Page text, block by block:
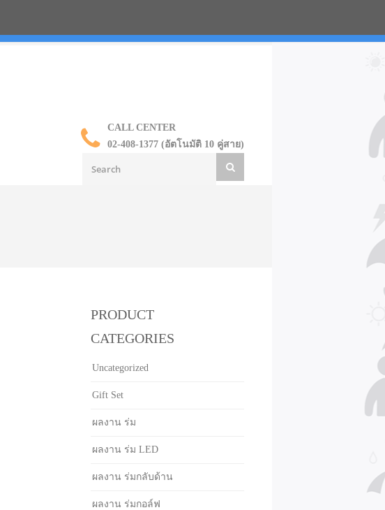
CALL CENTER
02-408-1377 (อัตโนมัติ 10 คู่สาย)
PRODUCT
CATEGORIES
Uncategorized
Gift Set
ผลงาน ร่ม
ผลงาน ร่ม LED
ผลงาน ร่มกลับด้าน
ผลงาน ร่มกอล์ฟ
ร่มกลับด้าน ราคาส่ง